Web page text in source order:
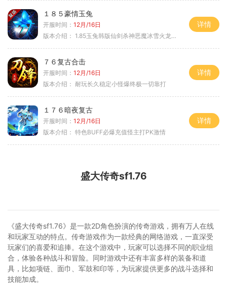
１８５豪情玉兔
开服时间： 12月/16日
版本介绍： 1.85玉兔韩版仙剑杀神恶魔冰雪火龙神器专属
详情
７６复古合击
开服时间： 12月/16日
版本介绍： 耐玩长久稳定小怪爆终极一切靠打
详情
１７６暗夜复古
开服时间： 12月/16日
版本介绍： 特色BUFF必爆充值怪主打PK激情
详情
盛大传奇sf1.76
《盛大传奇sf1.76》是一款2D角色扮演的传奇游戏，拥有万人在线
和玩家互动的特点。传奇游戏作为一款经典的网络游戏，一直深受
玩家们的喜爱和追捧。在这个游戏中，玩家可以选择不同的职业组
合，体验各种战斗和冒险。同时游戏中还有丰富多样的装备和道
具，比如项链、面巾、军鼓和印等，为玩家提供更多的战斗选择和
技能加成。